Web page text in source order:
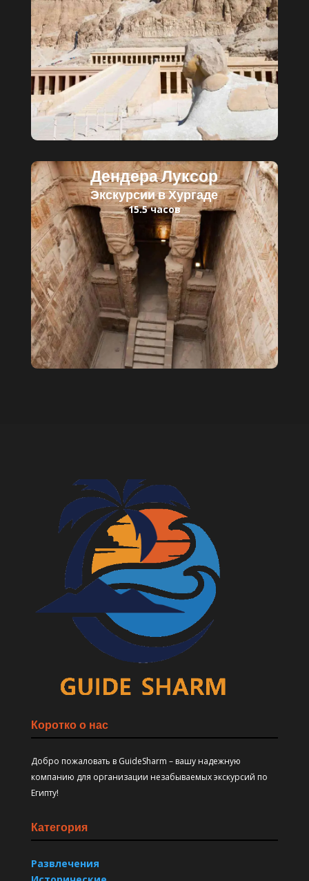
Взрослый билет: 45 $
Детский билет: 30 $
Читать далее
Дендера Луксор
Экскурсии в Хургаде
15.5 часов
Взрослый билет: 55 $
Детский билет: 30 $
Читать далее
Коротко о нас
Добро пожаловать в GuideSharm – вашу надежную
компанию для организации незабываемых экскурсий по
Египту!
Категория
Развлечения